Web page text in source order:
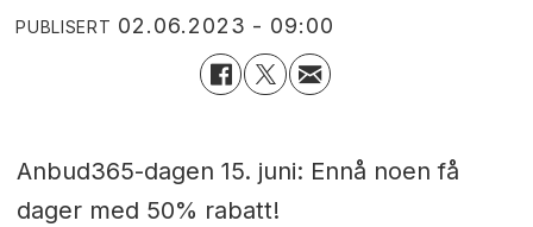
PUBLISERT 02.06.2023 - 09:00
Anbud365-dagen 15. juni: Ennå noen få
dager med 50% rabatt!